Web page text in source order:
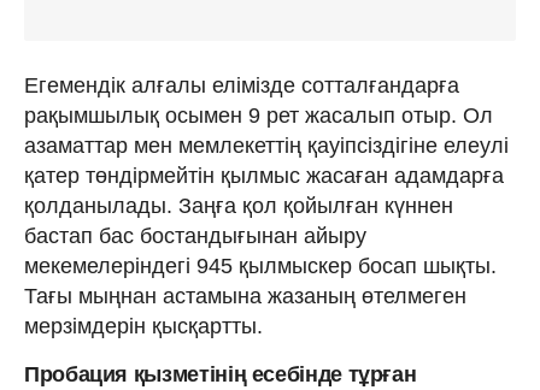
Егемендік алғалы елімізде сотталғандарға
рақымшылық осымен 9 рет жасалып отыр. Ол
азаматтар мен мемлекеттің қауіпсіздігіне елеулі
қатер төндірмейтін қылмыс жасаған адамдарға
қолданылады. Заңға қол қойылған күннен
бастап бас бостандығынан айыру
мекемелеріндегі 945 қылмыскер босап шықты.
Тағы мыңнан астамына жазаның өтелмеген
мерзімдерін қысқартты.
Пробация қызметінің есебінде тұрған